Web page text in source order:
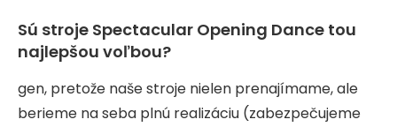
Sú stroje Spectacular Opening Dance tou
najlepšou voľbou?
gen, pretože naše stroje nielen prenajímame, ale
berieme na seba plnú realizáciu (zabezpečujeme